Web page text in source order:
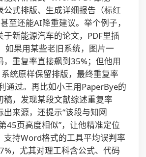
公式排版、生成详细报告（标红
至还能AI降重建议。举个例子，
于新能源汽车的论文，PDF里插
如果用某些老旧系统，图片一
，重复率直接飙到35%；但他用
统原样保留排版，最终重复率
通过。再比如小王用PaperBye的
稿，发现某段文献综述重复率
出来源，还提示“该段与知网
45页高度相似”，让他精准定位
支持Word格式的工具平均误判率
，尤其对理工科含公式、代码